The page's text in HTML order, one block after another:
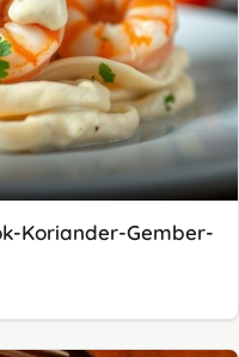
Koriander-Gember-